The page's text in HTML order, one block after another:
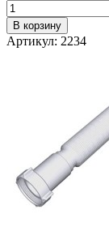
В корзину
Артикул: 2234